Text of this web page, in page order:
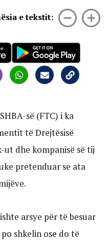
e tekstit:
së (FTC) i ka
të Drejtësisë
dhe kompanisë së tij
pretenduar se ata
arsye për të besuar
po shkelin ose do të